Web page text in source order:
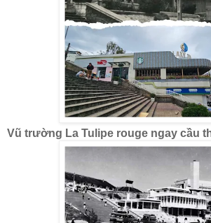
Vũ trường La Tulipe rouge ngay cầu